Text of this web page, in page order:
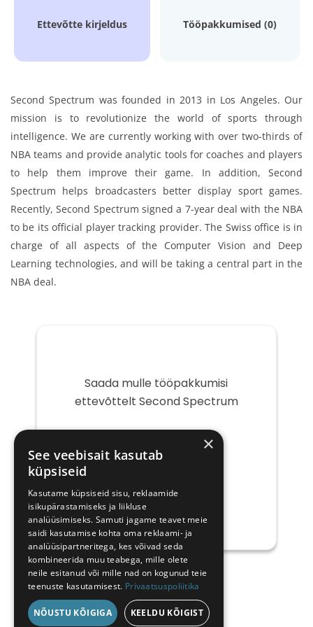
Ettevõtte kirjeldus Tööpakkumised (0)
Second Spectrum was founded in 2013 in Los Angeles. Our
mission is to revolutionize the world of sports through
intelligence. We are currently working with over two-thirds of
NBA teams and provide analytic tools for coaches and players
to help them improve their game. In addition, Second
Spectrum helps broadcasters better display sport games.
Recently, Second Spectrum signed a 7-year deal with the NBA
to be its official player tracking provider. The Swiss office is in
charge of all aspects of the Computer Vision and Deep
Learning technologies, and will be taking a central part in the
NBA deal.
Saada mulle tööpakkumisi
ettevõttelt Second Spectrum
post
×
See veebisait kasutab
küpsiseid
Kasutame küpsiseid sisu, reklaamide
isikupärastamiseks ja liikluse
analüüsimiseks. Samuti jagame teavet meie
saidi kasutamise kohta oma reklaami- ja
analüüsipartneritega, kes võivad seda
kombineerida muu teabega, mille olete
neile esitanud või mille nad on kogunud teie
teenuste kasutamisest. Privaatsuspoliitika
NÕUSTU KÕIGIGA KEELDU KÕIGIST